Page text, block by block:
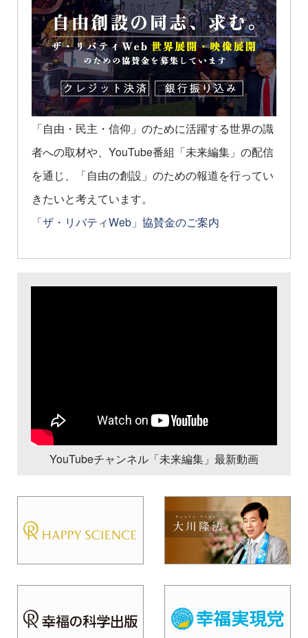
「自由・民主・信仰」のために活躍する世界の識
者への取材や、YouTube番組「未来編集」の配信
を通じ、「自由の創設」のための報道を行ってい
きたいと考えています。
「ザ・リバティWeb」協賛金のご案内
YouTubeチャンネル「未来編集」最新動画